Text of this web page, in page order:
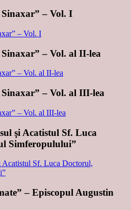
– Vol. I
– Vol. al II-lea
– Vol. al III-lea
şi Acatistul Sf. Luca
Simferopulului”
– Episcopul Augustin